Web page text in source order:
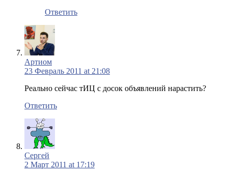
Ответить
Артиом
23 Февраль 2011 at 21:08
Реально сейчас тИЦ с досок объявлений нарастить?
Ответить
Сергей
2 Март 2011 at 17:19